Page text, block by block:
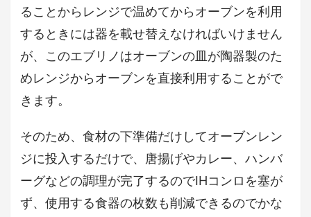
ることからレンジで温めてからオーブンを利用
するときには器を載せ替えなければいけません
が、このエブリノはオーブンの皿が陶器製のた
めレンジからオーブンを直接利用することがで
きます。
そのため、食材の下準備だけしてオーブンレン
ジに投入するだけで、唐揚げやカレー、ハンバ
ーグなどの調理が完了するのでIHコンロを塞が
ず、使用する食器の枚数も削減できるのでかな